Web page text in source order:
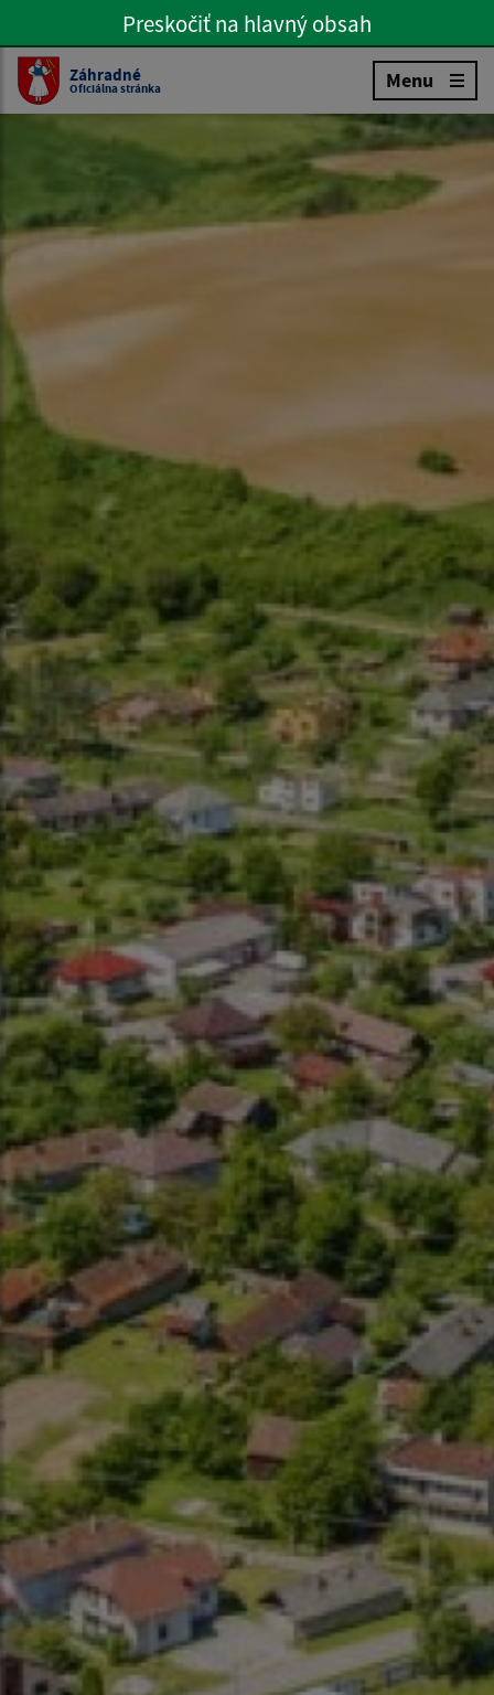
Preskočiť na hlavné menu
Preskočiť na hlavný obsah
Slovenčina
Záhradné
Oficiálna stránka Menu